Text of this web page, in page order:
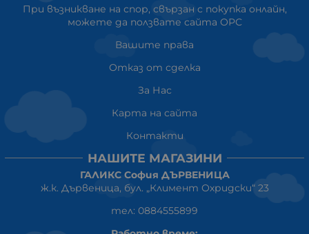
При възникване на спор, свързан с покупка онлайн,
можете да ползвате сайта ОРС
Вашите права
Отказ от сделка
За Нас
Карта на сайта
Контакти
НАШИТЕ МАГАЗИНИ
ГАЛИКС София ДЪРВЕНИЦА
ж.к. Дървеница, бул. „Климент Охридски“ 23
тел: 0884555899